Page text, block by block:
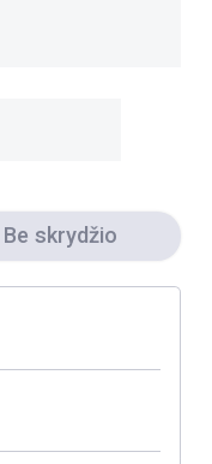
Be skrydžio